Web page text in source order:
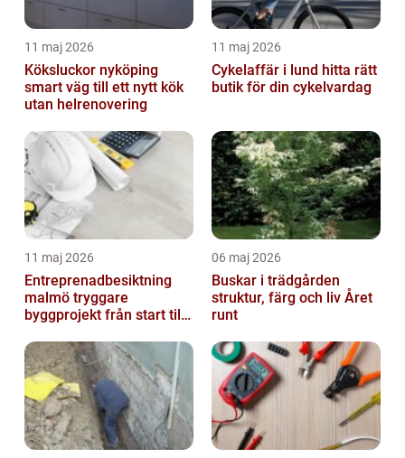
11 maj 2026
Köksluckor nyköping
smart väg till ett nytt kök
utan helrenovering
11 maj 2026
Cykelaffär i lund hitta rätt
butik för din cykelvardag
11 maj 2026
Entreprenadbesiktning
malmö tryggare
byggprojekt från start till
06 maj 2026
Buskar i trädgården
struktur, färg och liv Året
runt